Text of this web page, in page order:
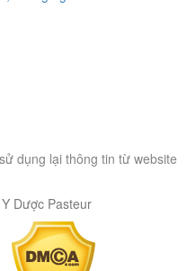
dụng lại thông tin từ website
Dược Pasteur